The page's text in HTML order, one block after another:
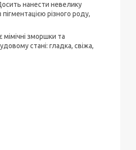
нанести невелику
різного роду,
мімічні зморшки та
стані: гладка, свіжа,